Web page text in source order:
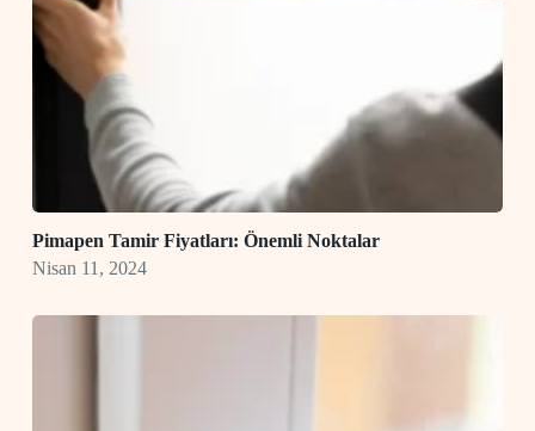
Pimapen Tamir Fiyatları: Önemli Noktalar
Nisan 11, 2024